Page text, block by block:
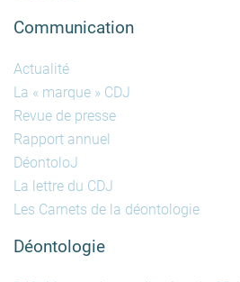
Communication
Actualité
La « marque » CDJ
Revue de presse
Rapport annuel
DéontoloJ
La lettre du CDJ
Les Carnets de la déontologie
Déontologie